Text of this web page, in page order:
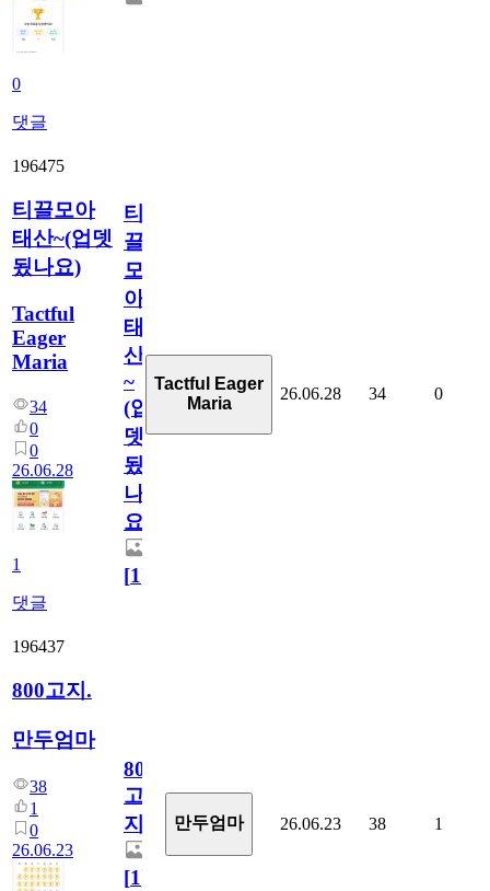
0
댓글
196475
티끌모아
태산~(업뎃
됬나요)
Tactful
Eager
Maria
34
0
0
26.06.28
1
댓글
티
끌
모
아
태
산
~
(업
뎃
됬
나
요)
[1]
Tactful Eager
Maria
26.06.28 34 0
196437
800고지.
만두엄마
38
1
0
26.06.23
800
고
지.
[1]
만두엄마 26.06.23 38 1